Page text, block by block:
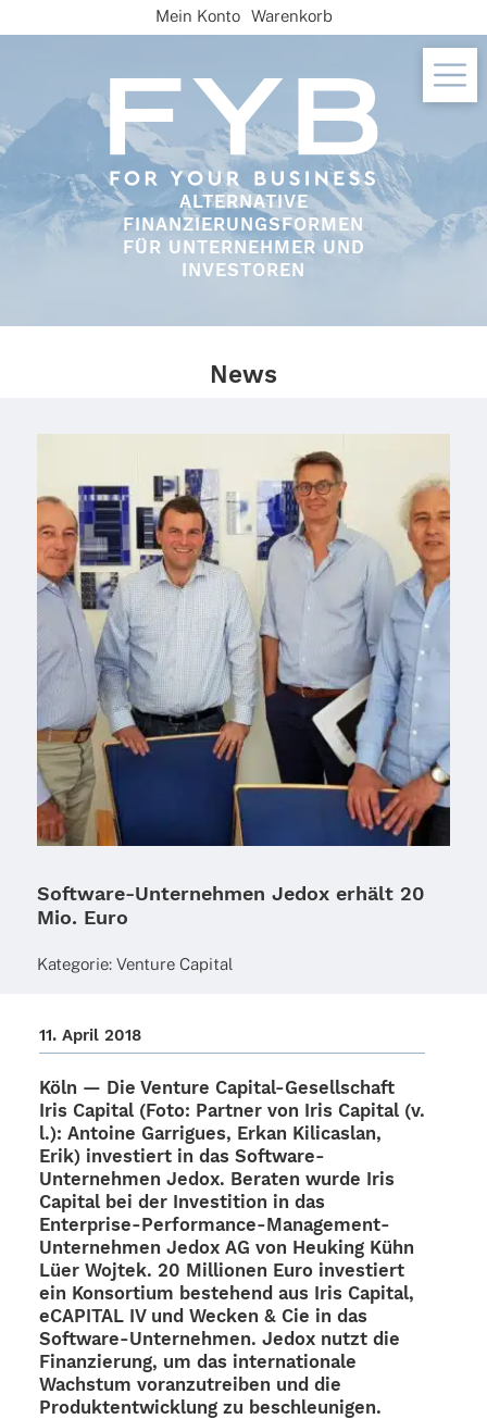
to
ALTERNATIVE
FINANZIERUNGSFORMEN
FÜR UNTERNEHMER UND
INVESTOREN
Mein Konto Warenkorb
News
Software-Unternehmen Jedox erhält 20
Mio. Euro
Kate­go­rie:Venture Capi­tal
11. April 2018
Köln — Die Venture Capi­­tal-Gesel­l­­schaft
Iris Capi­tal(Foto: Part­ner von Iris Capi­tal (v.
l.): Antoine Garri­gues, Erkan Kili­cas­lan,
Erik) inves­tiert in das Soft­­ware-
Unter­­neh­­men Jedox. Bera­ten wurde Iris
Capi­tal bei der Inves­ti­tion in das
Enter­­prise-Perfor­­mance-Mana­ge­­ment-
Unter­­neh­­men Jedox AG von Heuking Kühn
Lüer Wojtek. 20 Millio­nen Euroinves­tiert
ein Konsor­tium bestehend aus Iris Capi­tal,
eCAPI­TAL IVund Wecken & Cie in das
Soft­­ware-Unter­­neh­­men. Jedox nutzt die
Finan­zie­rung, um das inter­na­tio­nale
Wachs­tum voran­zu­trei­ben und die
Produkt­ent­wick­lung zu beschleunigen.